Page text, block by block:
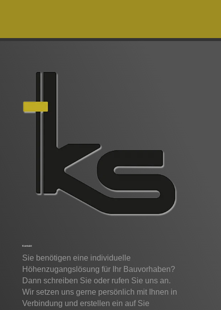
Kontakt
Sie benötigen eine individuelle
Höhenzugangslösung für Ihr Bauvorhaben?
Dann schreiben Sie oder rufen Sie uns an.
Wir setzen uns gerne persönlich mit Ihnen in
Verbindung und erstellen ein auf Sie